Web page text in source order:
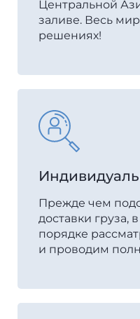
Центральной
заливе. Весь
решениях!
Прежде чем
доставки груза,
порядке
и проводим